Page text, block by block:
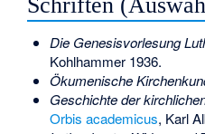
Die Genesisvorlesung
Kohlhammer 1936.
Ökumenische
Geschichte der
Orbis academicus, Karl